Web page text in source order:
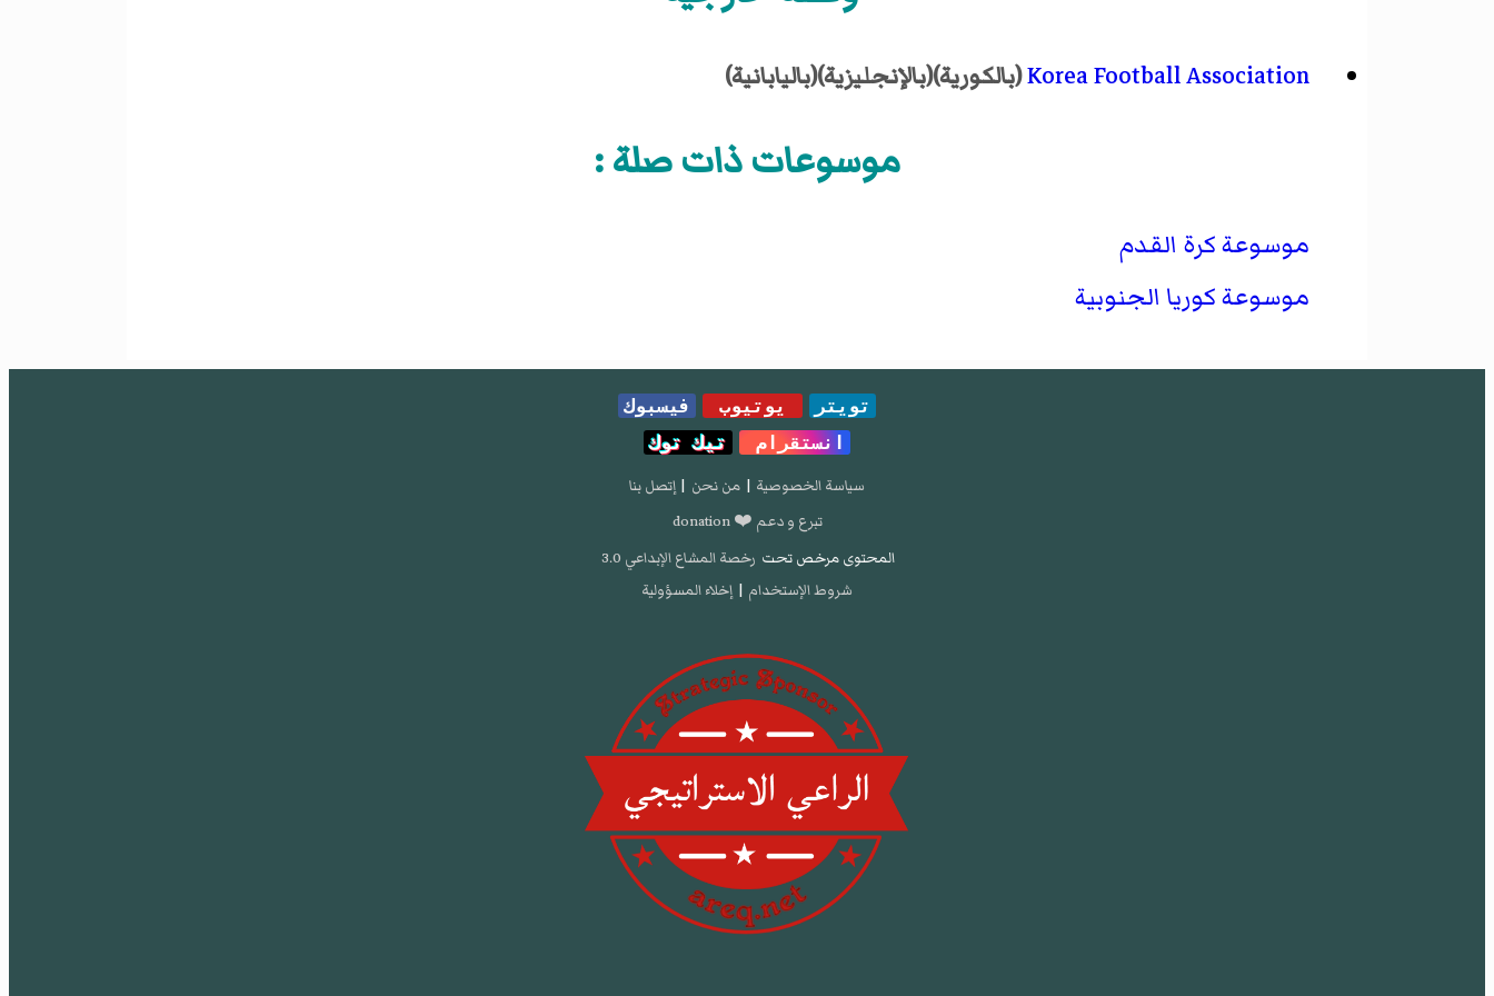
Korea Football Association(بالكورية)(بالإنجليزية)(باليابانية)
موسوعات ذات صلة :
موسوعة كرة القدم
موسوعة كوريا الجنوبية
تويتر يوتيوب
فيسبوك
انستقرام
تيك توك
سياسة الخصوصية | من نحن | إتصل بنا
تبرع و دعم ❤️ donation
المحتوى مرخص تحت رخصة المشاع الإبداعي 3.0
شروط الإستخدام | إخلاء المسؤولية